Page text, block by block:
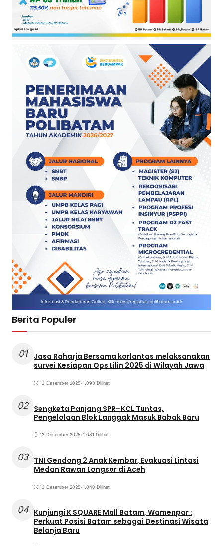
Berita Populer
01
Jasa Raharja Bersama korlantas melaksanakan
survei Kesiapan Ops Lilin 2025 di Wilayah Jawa
13 Desember 2025•1.093 Dilihat
02 Sengketa Panjang SPR–KCL Tuntas,
Pengelolaan Blok Langgak Masuk Babak Baru
13 Desember 2025•1.081 Dilihat
03 TNI Gendong 2 Anak Kembar, Evakuasi Lintasi
Medan Rawan Longsor di Aceh
13 Desember 2025•1.040 Dilihat
04 Kunjungi K SQUARE Mall Batam, Wamenpar :
Perkuat Posisi Batam sebagai Destinasi Wisata
Belanja Baru